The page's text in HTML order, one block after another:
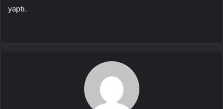
yaptı.